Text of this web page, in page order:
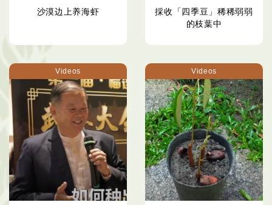
沙漠边上养海虾
採收「四季豆」稀稀弱弱
的枝葉中
Videos Videos